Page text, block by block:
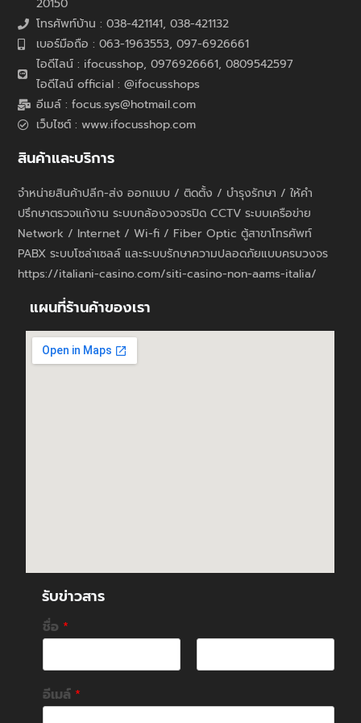
20150
โทรศัพท์บ้าน : 038-421141, 038-421132
เบอร์มือถือ : 063-1963553, 097-6926661
ไอดีไลน์ : ifocusshop, 0976926661, 0809542597
ไอดีไลน์ official : @ifocusshops
อีเมล์ : focus.sys@hotmail.com
เว็บไซต์ : www.ifocusshop.com
สินค้าและบริการ
จำหน่ายสินค้าปลีก-ส่ง ออกแบบ / ติดตั้ง / บำรุงรักษา / ให้คำ
ปรึกษาตรวจแก้งาน ระบบกล้องวงจรปิด CCTV ระบบเครือข่าย
Network / Internet / Wi-fi / Fiber Optic ตู้สาขาโทรศัพท์
PABX ระบบโซล่าเซลล์ และระบบรักษาความปลอดภัยแบบครบวงจร
https://italiani-casino.com/siti-casino-non-aams-italia/
แผนที่ร้านค้าของเรา
รับข่าวสาร
ชื่อ *
F
i
r
L
อีเมล์ *